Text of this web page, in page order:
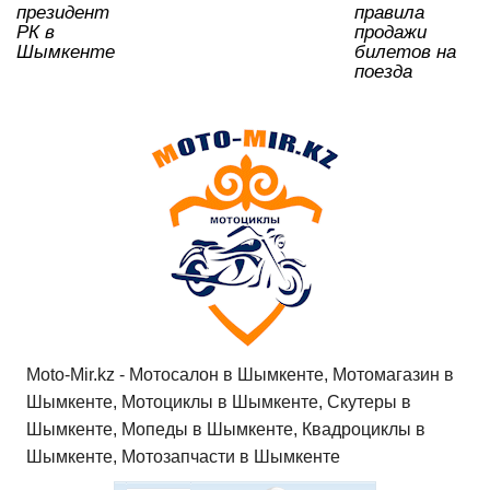
президент
РК в
Шымкенте
правила
продажи
билетов на
поезда
Moto-Mir.kz - Мотосалон в Шымкенте, Мотомагазин в
Шымкенте, Мотоциклы в Шымкенте, Скутеры в
Шымкенте, Мопеды в Шымкенте, Квадроциклы в
Шымкенте, Мотозапчасти в Шымкенте